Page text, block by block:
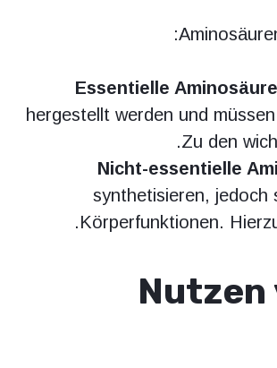
Essentielle
hergestellt werden und
Zu den
Nicht-essentielle
synthetisieren, jedoch
Körperfunktionen.
Nutzen